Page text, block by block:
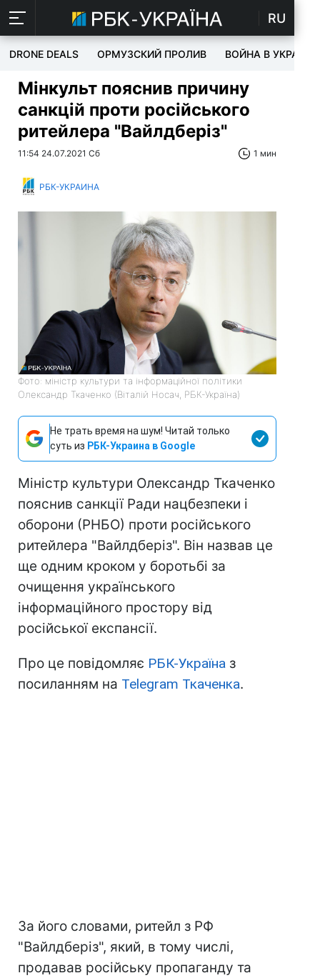
RU
DRONE DEALS ОРМУЗСКИЙ ПРОЛИВ ВОЙНА В УКРАИНЕ
Мінкульт пояснив причину
санкцій проти російського
ритейлера "Вайлдберіз"
11:54 24.07.2021 Сб 1 мин
РБК-УКРАИНА
Фото: міністр культури та інформаційної політики
Олександр Ткаченко (Віталій Носач, РБК-Україна)
Не трать время на шум! Читай только
суть из РБК-Украина в Google
Міністр культури Олександр Ткаченко
пояснив санкції Ради нацбезпеки і
оборони (РНБО) проти російського
ритейлера "Вайлдберіз". Він назвав це
ще одним кроком у боротьбі за
очищення українського
інформаційного простору від
російської експансії.
Про це повідомляє РБК-Україна з
посиланням на Telegram Ткаченка.
За його словами, ритейл з РФ
"Вайлдберіз", який, в тому числі,
продавав російську пропаганду та